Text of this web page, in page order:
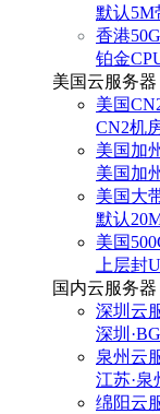
默认5M
香港
铂金
美国云服务器
美国
CN2机
美国加
美国加
美国大
默认
美国
上层封
国内云服务器
深圳云
深圳
泉州云
江苏·泉
绵阳云